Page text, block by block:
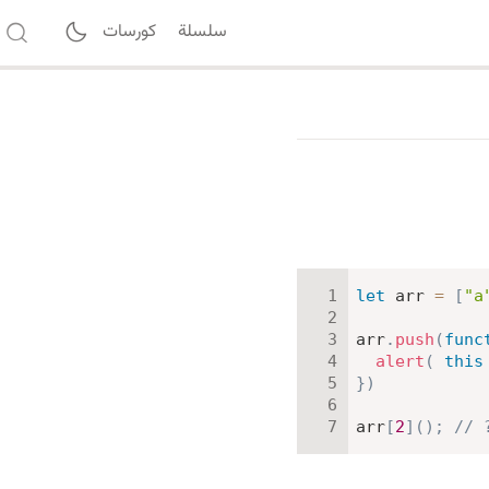
سلسلة كورسات
let arr = [
arr. push (
alert ( this
})
arr[2] ( ) ; //